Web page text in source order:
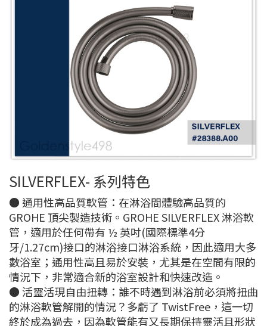
SILVERFLEX- 系列特色
● 通用性高品質軟管：在淋浴間體驗高品質的
GROHE 頂尖製造技術。GROHE SILVERFLEX 淋浴軟
管，適用於任何帶有 ½ 英吋(國際標準4分
牙/1.27cm)接口的淋浴接口淋浴系統，因此適用大多
數浴室；通用性高且易於安裝，尤其是在空間有限的
情況下，非常適合新的浴室設計和快速改造。
● 活靈活現自由扭轉：誰不時遇到淋浴前必須將扭曲
的淋浴軟管解開的情況？多虧了 TwistFree，這一切
終於成為過去，因為軟管能有又長期保持靈活且形狀